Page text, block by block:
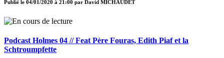
Publié le 04/01/2020 à 21:00 par David MICHAUDET
Podcast Holmes 04 // Feat Père Fouras, Edith Piaf et la
Schtroumpfette